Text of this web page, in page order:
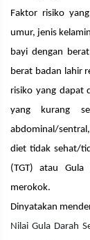
Faktor risiko
umur, jenis
bayi dengan
berat badan lahir
risiko yang dapat
yang kurang
abdominal/
diet tidak sehat/
(TGT) atau Gula
merokok.
Dinyatakan
Nilai Gula Darah